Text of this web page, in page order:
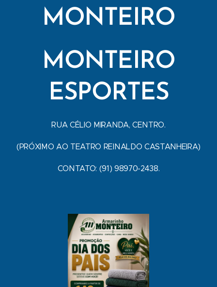
MONTEIRO
MONTEIRO
ESPORTES
RUA CÉLIO MIRANDA, CENTRO.
(PRÓXIMO AO TEATRO REINALDO CASTANHEIRA)
CONTATO: (91) 98970-2438.